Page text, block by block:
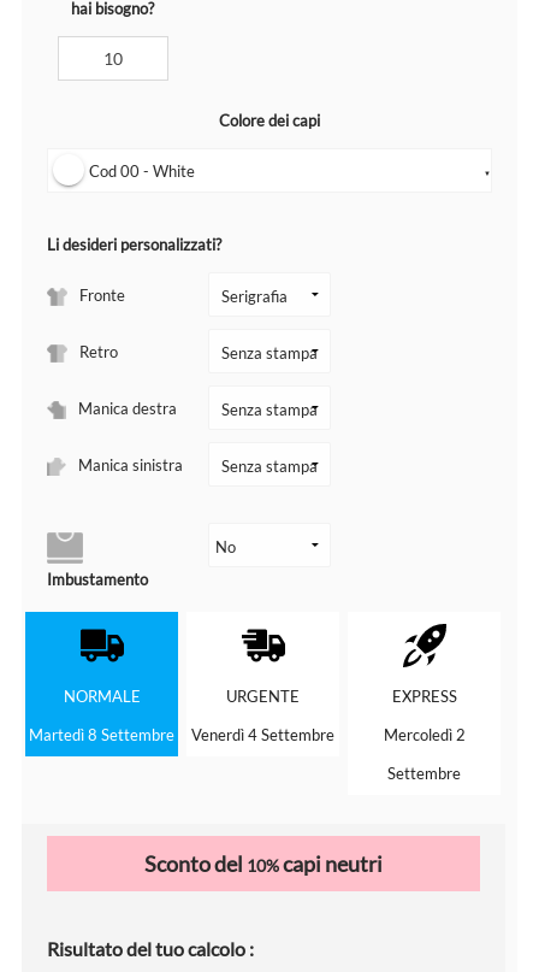
hai bisogno?
Colore dei capi
Cod 00 - White ▼
Li desideri personalizzati?
Fronte
Retro
Manica destra
Manica sinistra
Imbustamento
NORMALE
Martedì 8 Settembre
URGENTE
Venerdì 4 Settembre
EXPRESS
Mercoledì 2
Settembre
Sconto del 10%capi neutri
Risultato del tuo calcolo :